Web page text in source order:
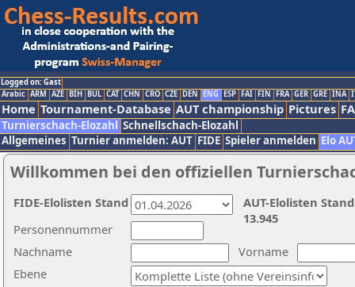
Logged on: Gast
Arabic ARM AZE BIH BUL CAT CHN CRO CZE DEN ENG ESP FAI FIN FRA GER GRE INA
Home Tournament-Database AUT championship Pictures
Turnierschach-Elozahl Schnellschach-Elozahl
Allgemeines Turnier anmelden: AUT FIDE Spieler anmelden Elo
Willkommen bei den offiziellen
Nachname
Vorname
Ebene
Personennummer
AUT-Elolisten
13.945
FIDE-Elolisten Stand